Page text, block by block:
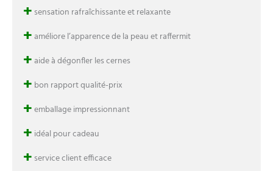
+ sensation rafraîchissante et relaxante
+améliore l’apparence de la peau et raffermit
+aide à dégonfler les cernes
+ bon rapport qualité-prix
+emballage impressionnant
+ idéal pour cadeau
+ service client efficace